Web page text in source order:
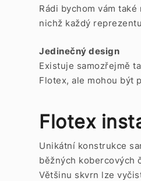
Rádi bychom vám
nichž každý
Jedinečný design
Existuje samozřejmě
Flotex, ale mohou být
Flotex
Unikátní konstrukce
běžných kobercových
Většinu skvrn lze